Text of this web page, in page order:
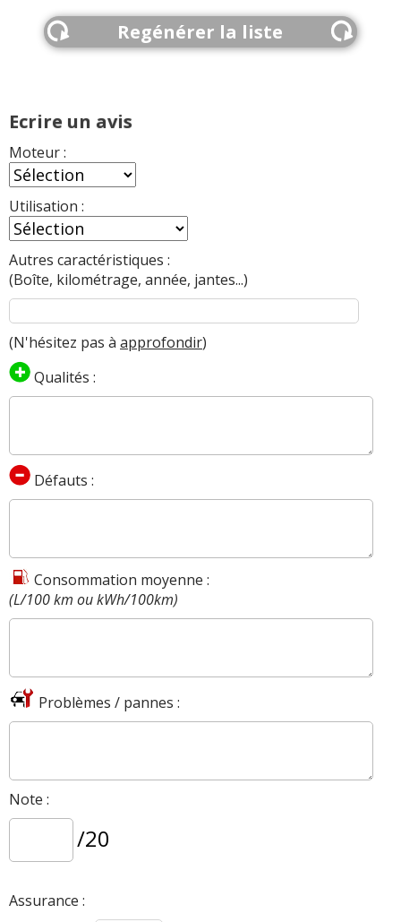
Regénérer la liste
Ecrire un avis
Moteur :
Utilisation :
Autres caractéristiques :
(Boîte, kilométrage, année, jantes...)
(N'hésitez pas à approfondir)
Qualités :
Défauts :
Consommation moyenne :
(L/100 km ou kWh/100km)
Problèmes / pannes :
Note :
/20
Assurance :